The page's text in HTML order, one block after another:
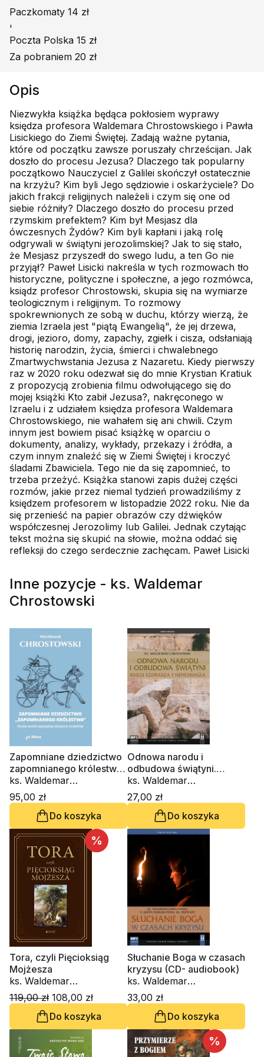
Paczkomaty 14 zł
'
Poczta Polska 15 zł
Za pobraniem 20 zł
Opis
Niezwykła książka będąca pokłosiem wyprawy
księdza profesora Waldemara Chrostowskiego i Pawła
Lisickiego do Ziemi Świętej. Zadają ważne pytania,
które od początku zawsze poruszały chrześcijan. Jak
doszło do procesu Jezusa? Dlaczego tak popularny
początkowo Nauczyciel z Galilei skończył ostatecznie
na krzyżu? Kim byli Jego sędziowie i oskarżyciele? Do
jakich frakcji religijnych należeli i czym się one od
siebie różniły? Dlaczego doszło do procesu przed
rzymskim prefektem? Kim był Mesjasz dla
ówczesnych Żydów? Kim byli kapłani i jaką rolę
odgrywali w świątyni jerozolimskiej? Jak to się stało,
że Mesjasz przyszedł do swego ludu, a ten Go nie
przyjął? Paweł Lisicki nakreśla w tych rozmowach tło
historyczne, polityczne i społeczne, a jego rozmówca,
ksiądz profesor Chrostowski, skupia się na wymiarze
teologicznym i religijnym. To rozmowy
spokrewnionych ze sobą w duchu, którzy wierzą, że
ziemia Izraela jest "piątą Ewangelią", że jej drzewa,
drogi, jezioro, domy, zapachy, zgiełk i cisza, odsłaniają
historię narodzin, życia, śmierci i chwalebnego
Zmartwychwstania Jezusa z Nazaretu. Kiedy pierwszy
raz w 2020 roku odezwał się do mnie Krystian Kratiuk
z propozycją zrobienia filmu odwołującego się do
mojej książki Kto zabił Jezusa?, nakręconego w
Izraelu i z udziałem księdza profesora Waldemara
Chrostowskiego, nie wahałem się ani chwili. Czym
innym jest bowiem pisać książkę w oparciu o
dokumenty, analizy, wykłady, przekazy i źródła, a
czym innym znaleźć się w Ziemi Świętej i kroczyć
śladami Zbawiciela. Tego nie da się zapomnieć, to
trzeba przeżyć. Książka stanowi zapis dużej części
rozmów, jakie przez niemal tydzień prowadziliśmy z
księdzem profesorem w listopadzie 2022 roku. Nie da
się przenieść na papier obrazów czy dźwięków
współczesnej Jerozolimy lub Galilei. Jednak czytając
tekst można się skupić na słowie, można oddać się
refleksji do czego serdecznie zachęcam. Paweł Lisicki
Inne pozycje - ks. Waldemar
Chrostowski
Zapomniane dziedzictwo
zapomnianego królestwa.
Studia wokół asyryjskiej
diaspory Izraelitów
ks. Waldemar
Chrostowski
95,00 zł
Do koszyka
Odnowa narodu i
odbudowa świątyni.
Księga Ezdrasza i
Nehemiasza (CD-
audiobook)
ks. Waldemar
Chrostowski
27,00 zł
Do koszyka
%
Tora, czyli Pięcioksiąg
Mojżesza
ks. Waldemar
Chrostowski
119,00 zł 108,00 zł
Do koszyka
Słuchanie Boga w czasach
kryzysu (CD- audiobook)
ks. Waldemar
Chrostowski, s. Judyta
Pudełko PDDM, ks. Piotr
33,00 zł
Do koszyka
%